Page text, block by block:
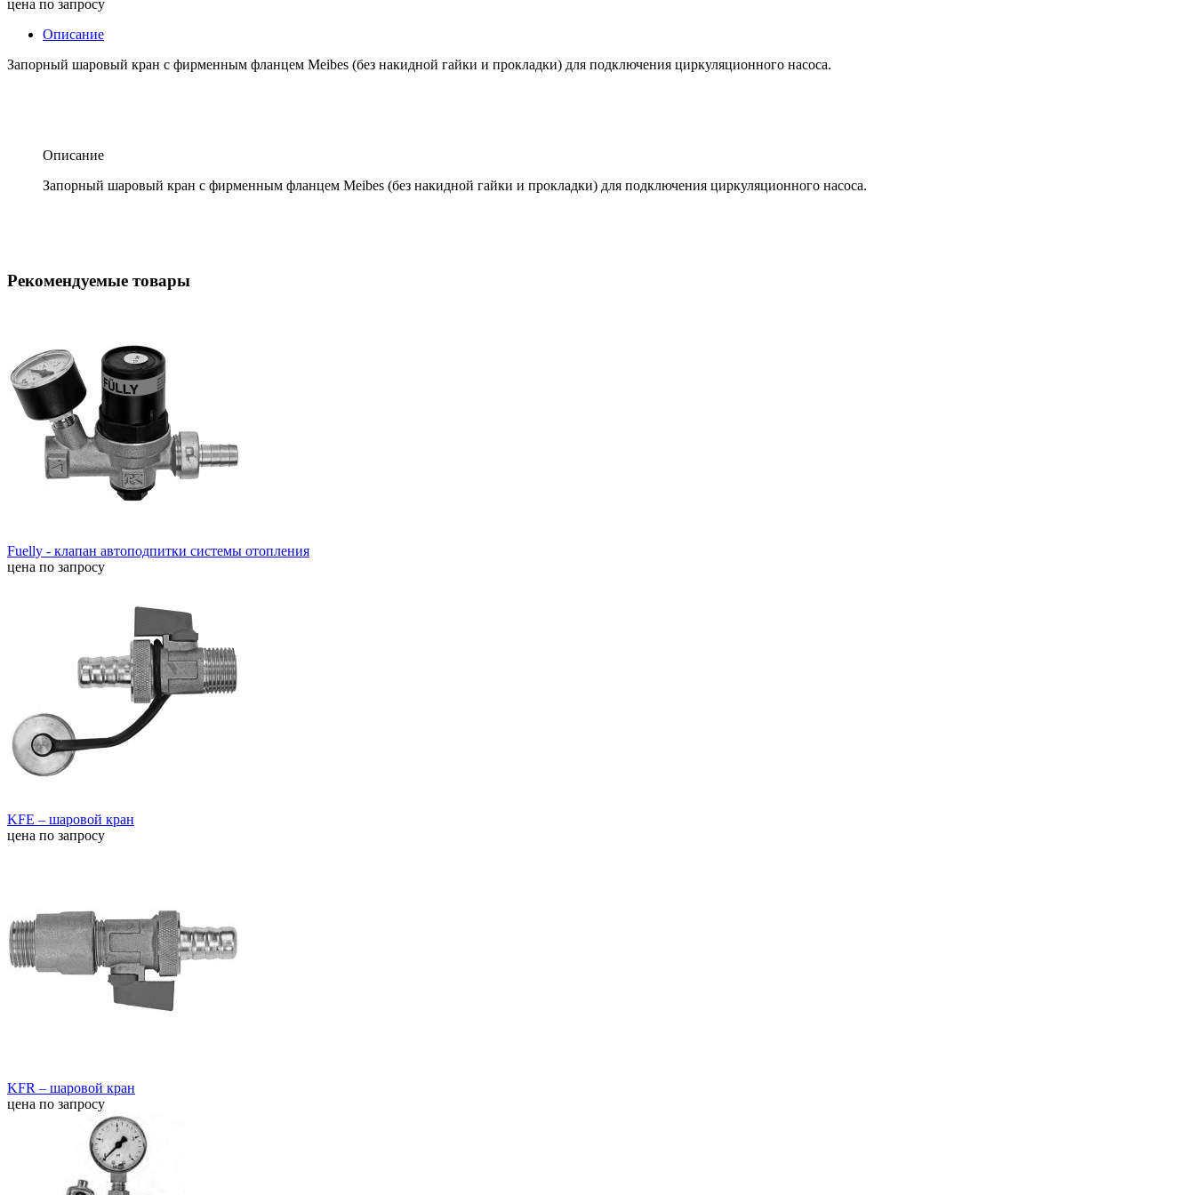
цена по запросу
Описание
Запорный шаровый кран с фирменным фланцем Meibes (без накидной гайки и прокладки) для подключения циркуляционного насоса.
Описание
Запорный шаровый кран с фирменным фланцем Meibes (без накидной гайки и прокладки) для подключения циркуляционного насоса.
Рекомендуемые товары
Fuelly - клапан автоподпитки системы отопления
цена по запросу
KFE – шаровой кран
цена по запросу
KFR – шаровой кран
цена по запросу